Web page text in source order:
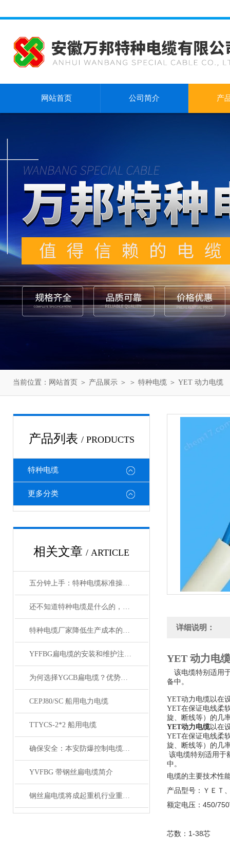
网站首页 公司简介 产
当前位置： 网站首页 ＞ 产品展示 ＞ ＞ 特种电缆 ＞ YET 动力电缆
产品列表 / PRODUCTS
特种电缆
更多分类
相关文章 / ARTICLE
五分钟上手：特种电缆标准操作流程详解
还不知道特种电缆是什么的，请看这里！
特种电缆厂家降低生产成本的合理手段
YFFBG扁电缆的安装和维护注意事项是什么
为何选择YGCB扁电缆？优势与技术详解
CEPJ80/SC 船用电力电缆
TTYCS-2*2 船用电缆
确保安全：本安防爆控制电缆在工业中的重要性
YVFBG 带钢丝扁电缆简介
钢丝扁电缆将成起重机行业重要的一部分
详细说明：
YET 动力电
该电缆特别适用
备中。
YET动力电缆以在
YET在保证电线柔
旋、断线等）的几
YET动力电缆以在
YET在保证电线柔
旋、断线等）的几
该电缆特别适用于
中。
电缆的主要技术性
产品型号：ＹＥＴ
额定电压：450/
芯数：1-38芯